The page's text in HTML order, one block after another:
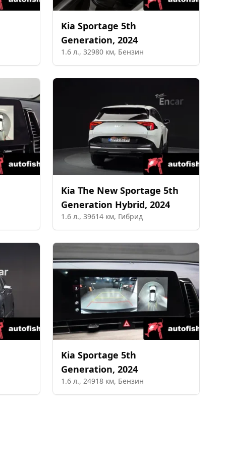
Kia Sportage 5th
Generation, 2024
1.6 л., 32980 км, Бензин
Kia The New Sportage 5th
Generation Hybrid, 2024
1.6 л., 39614 км, Гибрид
Kia Sportage 5th
Generation, 2024
1.6 л., 24918 км, Бензин